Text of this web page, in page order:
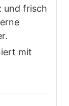
und frisch
mit